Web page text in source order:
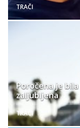
TRAČI
Poročena je
zaljubljena
TRAČI